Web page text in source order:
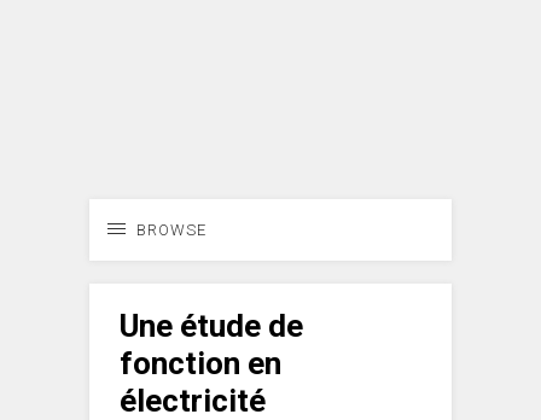
BROWSE
Une étude de
fonction en
électricité